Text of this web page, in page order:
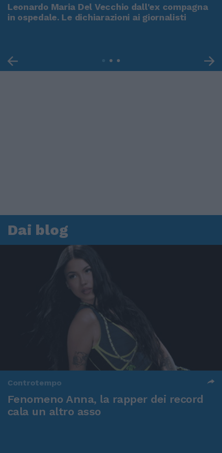
Leonardo Maria Del Vecchio dall'ex compagna
in ospedale. Le dichiarazioni ai giornalisti
Dai blog
Controtempo
Fenomeno Anna, la rapper dei record
cala un altro asso